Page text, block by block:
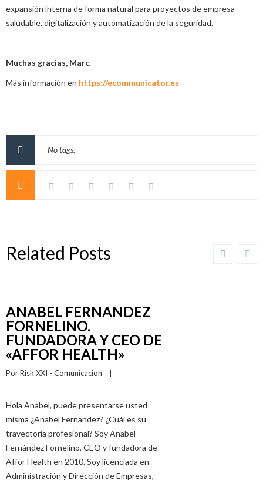
expansión interna de forma natural para proyectos de empresa
saludable, digitalización y automatización de la seguridad.
Muchas gracias, Marc.
Más información en https://ecommunicator.es
No tags.
Related Posts
ANABEL FERNANDEZ
FORNELINO.
FUNDADORA Y CEO DE
«AFFOR HEALTH»
Por Risk XXI - Comunicacion
Hola Anabel, puede presentarse usted
misma ¿Anabel Fernandez? ¿Cuál es su
trayectoria profesional? Soy Anabel
Fernández Fornelino, CEO y fundadora de
Affor Health en 2010. Soy licenciada en
Administración y Dirección de Empresas,